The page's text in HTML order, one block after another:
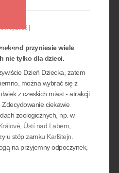
maj 2018
przyniesie wiele
nie tylko dla dzieci.
Dzień Dziecka, zatem
można wybrać się z
z czeskich miast - atrakcji
ciekawie
zoologicznych, np. w
Ústí nad Labem
u stóp zamku Karlštejn
na przyjemny odpoczynek,
dla...